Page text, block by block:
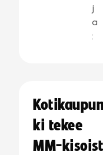
j
a
:
ki tekee
MM-